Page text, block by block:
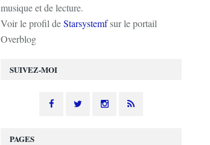
SUIVEZ-MOI
musique et de lecture.
Voir le profil deStarsystemfsur le portail
Overblog
PAGES